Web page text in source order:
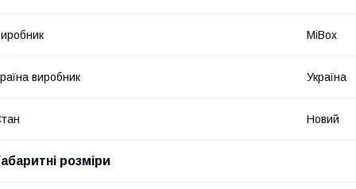
MiBox
виробник Україна
Новий
розміри